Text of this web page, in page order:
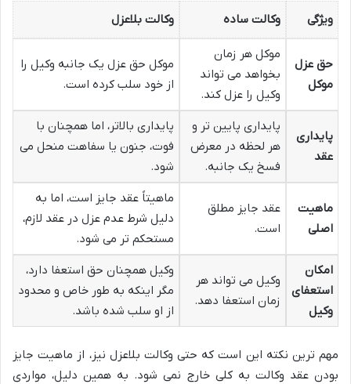
ویژگی وکالت ساده وکالت بلاعزل
حق عزل
موکل
موکل هر زمان
بخواهد می تواند
وکیل را عزل کند.
موکل حق عزل یک جانبه وکیل را
از خود سلب کرده است.
پایداری
عقد
پایداری پایین تر و
هر لحظه در معرض
فسخ یک جانبه.
پایداری بالاتر، اما همچنان با
فوت، جنون یا سفاهت منحل می
شود.
ماهیت
اصلی
عقد جایز مطلق
است.
ماهیتاً عقد جایز است، اما به
دلیل شرط عدم عزل در عقد لازم،
مستحکم تر می شود.
امکان
استعفای
وکیل
وکیل می تواند هر
زمان استعفا دهد.
وکیل همچنان حق استعفا دارد،
مگر اینکه به طور خاص و محدود
از او سلب شده باشد.
مهم ترین نکته این است که حتی وکالت بلاعزل نیز، از ماهیت جایز
بودن عقد وکالت به کلی خارج نمی شود. به همین دلیل، مواردی